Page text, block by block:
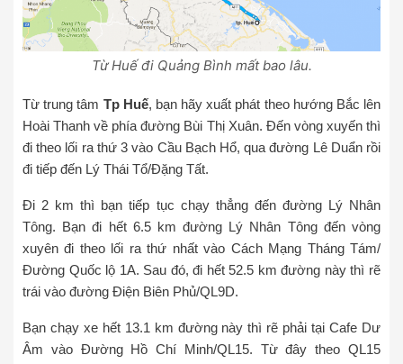
Từ Huế đi Quảng Bình mất bao lâu.
Từ trung tâm Tp Huế, bạn hãy xuất phát theo hướng Bắc lên
Hoài Thanh về phía đường Bùi Thị Xuân. Đến vòng xuyến thì
đi theo lối ra thứ 3 vào Cầu Bạch Hổ, qua đường Lê Duẩn rồi
đi tiếp đến Lý Thái Tổ/Đặng Tất.
Đi 2 km thì bạn tiếp tục chạy thẳng đến đường Lý Nhân
Tông. Bạn đi hết 6.5 km đường Lý Nhân Tông đến vòng
xuyên đi theo lối ra thứ nhất vào Cách Mạng Tháng Tám/
Đường Quốc lộ 1A. Sau đó, đi hết 52.5 km đường này thì rẽ
trái vào đường Điện Biên Phủ/QL9D.
Bạn chạy xe hết 13.1 km đường này thì rẽ phải tại Cafe Dư
Âm vào Đường Hồ Chí Minh/QL15. Từ đây theo QL15